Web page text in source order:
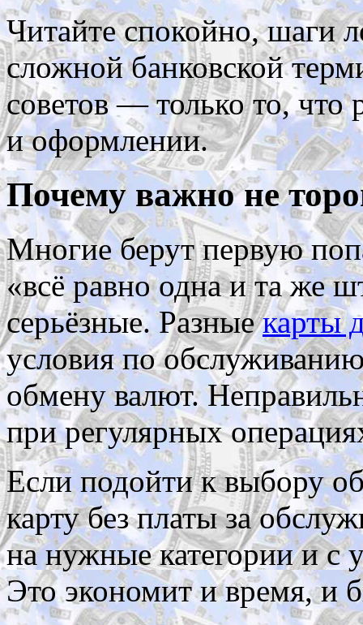
Читайте спокойно, шаги
сложной банковской
советов — только то, что
и оформлении.
Почему важно не
Многие берут первую
«всё равно одна и та же
серьёзные. Разныекарты
условия по
обмену валют.
при регулярных
Если подойти к выбору
карту без платы за
на нужные категории и
Это экономит и время, и